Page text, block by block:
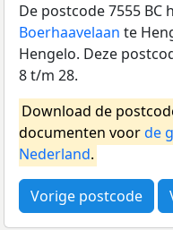
De postcode 7555
Boerhaavelaan te
Hengelo. Deze
8 t/m 28.
Download de
documenten voorde
Nederland.
Vorige postcode